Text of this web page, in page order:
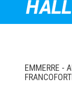
EMMERRE -